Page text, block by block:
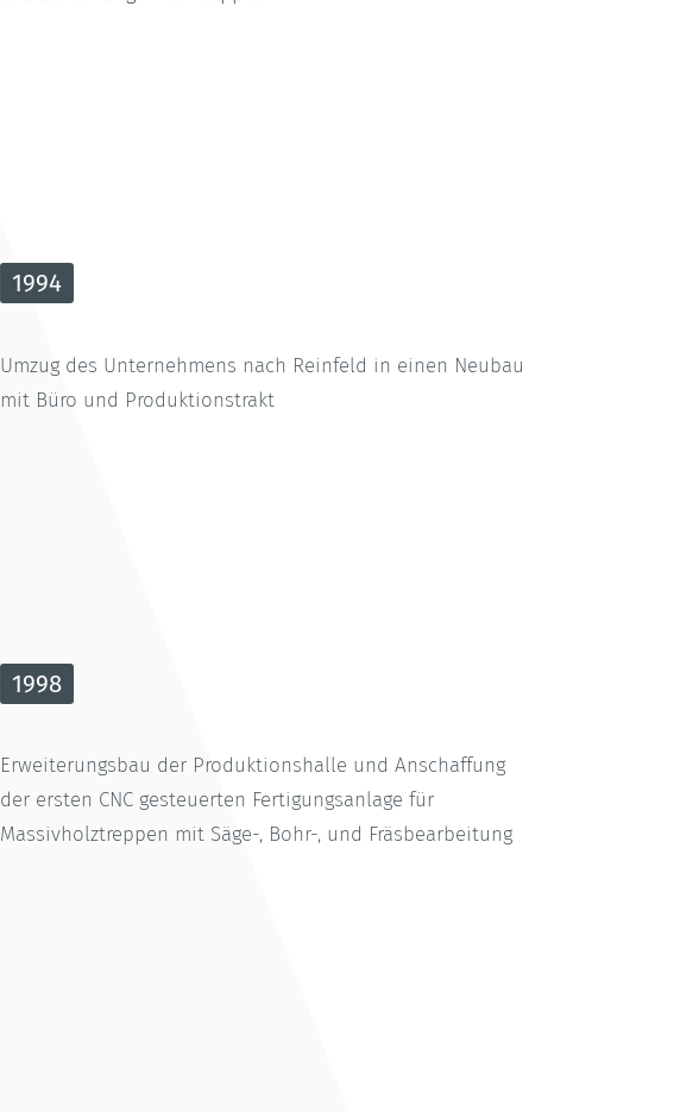
1994
Umzug des Unternehmens nach Reinfeld in einen Neubau
mit Büro und Produktionstrakt
1998
Erweiterungsbau der Produktionshalle und Anschaffung
der ersten CNC gesteuerten Fertigungsanlage für
Massivholztreppen mit Säge-, Bohr-, und Fräsbearbeitung